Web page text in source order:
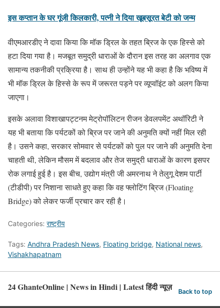
इस कप्तान के घर गूंजी किलकारी, पत्नी ने दिया खूबसूरत बेटी को जन्म
वीएमआरडीए ने दावा किया कि मॉक ड्रिल के तहत ब्रिज के एक हिस्से को
हटा दिया गया है। मजबूत समुद्री धाराओं के दौरान इस तरह का अलगाव एक
सामान्य तकनीकी प्रक्रिया है। साथ ही उन्होंने यह भी कहा है कि भविष्य में
भी मॉक ड्रिल के हिस्से के रूप में जरूरत पड़ने पर व्यूप्वॉइंट को अलग किया
जाएगा।
इसके अलावा विशाखापट्टनम मेट्रोपॉलिटन रीजन डेवलपमेंट अथॉरिटी ने
यह भी बताया कि पर्यटकों को ब्रिज पर जाने की अनुमति क्यों नहीं मिल रही
है। उसने कहा, सरकार सोमवार से पर्यटकों को पुल पर जाने की अनुमति देना
चाहती थी, लेकिन मौसम में बदलाव और तेज समुद्री धाराओं के कारण इसपर
रोक लगाई हुई है। इस बीच, उद्योग मंत्री जी अमरनाथ ने तेलुगू देशम पार्टी
(टीडीपी) पर निशाना साधते हुए कहा कि वह फ्लोटिंग ब्रिज (Floating
Bridge) को लेकर फर्जी प्रचार कर रही है।
Categories: राष्ट्रीय
Tags: Andhra Pradesh News, Floating bridge, National news,
Vishakhapatnam
24 GhanteOnline | News in Hindi | Latest हिंदी न्यूज़ Back to top